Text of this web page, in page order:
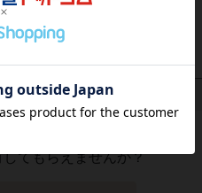
りません。 今後読まれる
てもらえませんか？